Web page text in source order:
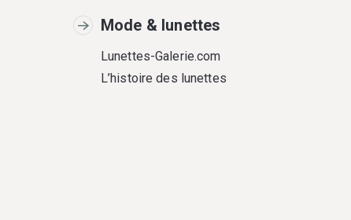
Mode & lunettes
Lunettes-Galerie.com
L’histoire des lunettes